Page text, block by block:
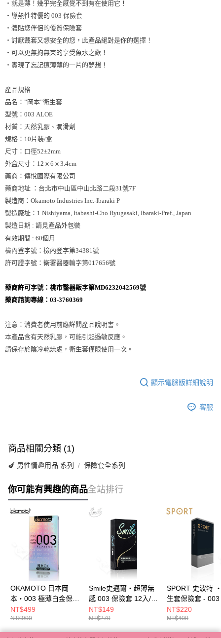
・就是薄！幾乎完全感覺不到有在使用它！
・導熱性特優的 003 保險套
・體貼您伴侶的優質保險套
・討厭戴套又想安全的您，此產品絕對是你的選擇！
・可以更無拘無束的享受魚水之歡！
・實現了忘記這薄薄的一片的夢想！
產品規格
品名：”岡本”衛生套
型號：003 ALOE
材質：天然乳膠、潤滑劑
規格：10片裝/盒
尺寸：口徑52±2mm
外盒尺寸：12ｘ6ｘ3.4cm
藥商：傳悅國際有限公司
藥商地址 ：台北市中山區中山北路二段31號7F
製造商：Okamoto Industries Inc.-Ibaraki P
製造廠址：1 Nishiyama, Itabashi-Cho Ryugasaki, Ibaraki-Pref., Japan
製造日期 : 請見產品外包裝
有效期間 : 60個月
檢內登字號：檢內登字第34381號
許可證字號：衛署醫器輸字第017656號
藥商許可字號：桃市醫器販字第MD6232042569號
藥商諮詢專線：03-3760369
注意：消費者使用前應詳閱產品說明書。
本產品含有天然乳膠，可能引起過敏反應。
請保存於陰冷乾燥處，衛生套僅限使用一次。
顯示電腦版詳細說明
客服
商品相關分類 (1)
🍆 男性情趣用品 系列 保險套全系列
你可能有興趣的商品全站排行
OKAMOTO 日本岡
本‧003 極薄白金保險
套 10片裝 E562528
NT$499
NT$900
Smile史邁爾‧超薄無
感 003 保險套 12入/盒
E562057
NT$149
NT$270
SPORT 史波特
生套保險套 -
翼貼身、猶如無
盒/12入 E501102
NT$220
NT$400